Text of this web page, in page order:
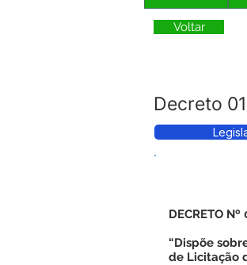
Voltar
Decreto
DECRETO Nº
“Dispõe
de Licitação